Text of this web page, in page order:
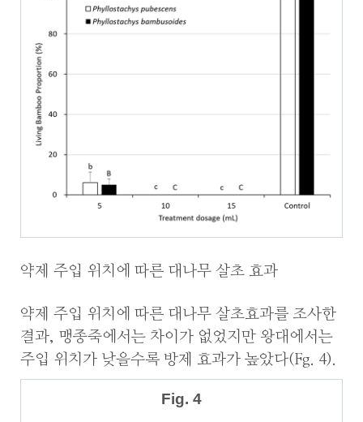
약제 주입 위치에 따른 대나무 살초 효과
약제 주입 위치에 따른 대나무 살초효과를 조사한
결과, 맹종죽에서는 차이가 없었지만 왕대에서는
주입 위치가 낮을수록 방제 효과가 높았다(Fg. 4).
Fig. 4